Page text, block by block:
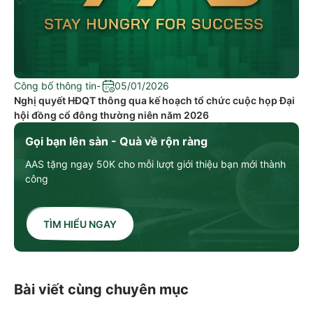
Gọi bạn lên sàn - Quà về rộn ràng
AAS tặng ngay 50K cho mỗi lượt giới thiệu bạn mới thành
công
TÌM HIỂU NGAY
Công bố thông tin-
05/01/2026
Nghị quyết HĐQT thông qua kế hoạch tổ chức cuộc họp Đại
hội đồng cổ đông thường niên năm 2026
Bài viết cùng chuyên mục